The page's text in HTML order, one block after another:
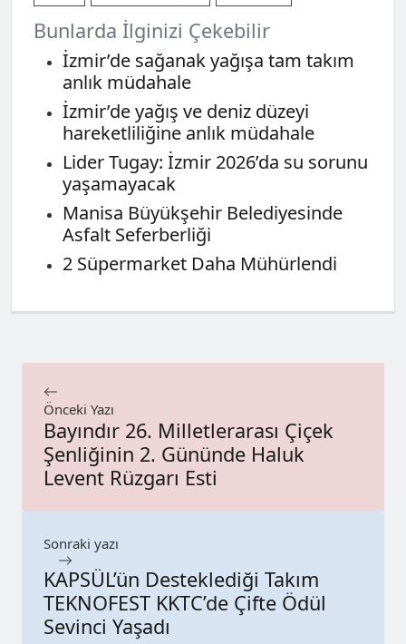
Bunlarda İlginizi Çekebilir
İzmir’de sağanak yağışa tam takım
anlık müdahale
İzmir’de yağış ve deniz düzeyi
hareketliliğine anlık müdahale
Lider Tugay: İzmir 2026’da su sorunu
yaşamayacak
Manisa Büyükşehir Belediyesinde
Asfalt Seferberliği
2 Süpermarket Daha Mühürlendi
Önceki Yazı
Bayındır 26. Milletlerarası Çiçek
Şenliğinin 2. Gününde Haluk
Levent Rüzgarı Esti
Sonraki yazı
KAPSÜL’ün Desteklediği Takım
TEKNOFEST KKTC’de Çifte Ödül
Sevinci Yaşadı